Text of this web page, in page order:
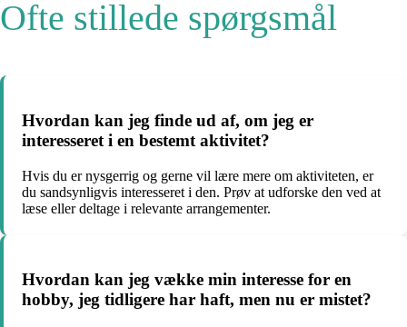
Ofte stillede spørgsmål
Hvordan kan jeg finde ud af, om jeg er
interesseret i en bestemt aktivitet?
Hvis du er nysgerrig og gerne vil lære mere om aktiviteten, er
du sandsynligvis interesseret i den. Prøv at udforske den ved at
læse eller deltage i relevante arrangementer.
Hvordan kan jeg vække min interesse for en
hobby, jeg tidligere har haft, men nu er mistet?